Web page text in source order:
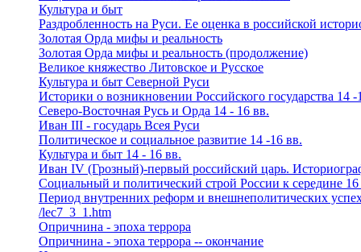
Культура и быт
Раздробленность на Руси. Ее оценка в российской
Золотая Орда мифы и реальность
Золотая Орда мифы и реальность (продолжение)
Великое княжество Литовское и Русское
Культура и быт Северной Руси
Историки о возникновении Российского государства 14 -
Северо-Восточная Русь и Орда 14 - 16 вв.
Иван III - государь Всея Руси
Политическое и социальное развитие 14 -16 вв.
Культура и быт 14 - 16 вв.
Иван IV (Грозный)-первый российский царь.
Социальный и политический строй России к середине 16
Период внутренних реформ и внешнеполитических
/lec7_3_1.htm
Опричнина - эпоха террора
Опричнина - эпоха террора -- окончание